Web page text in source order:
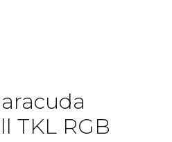
TKL RGB